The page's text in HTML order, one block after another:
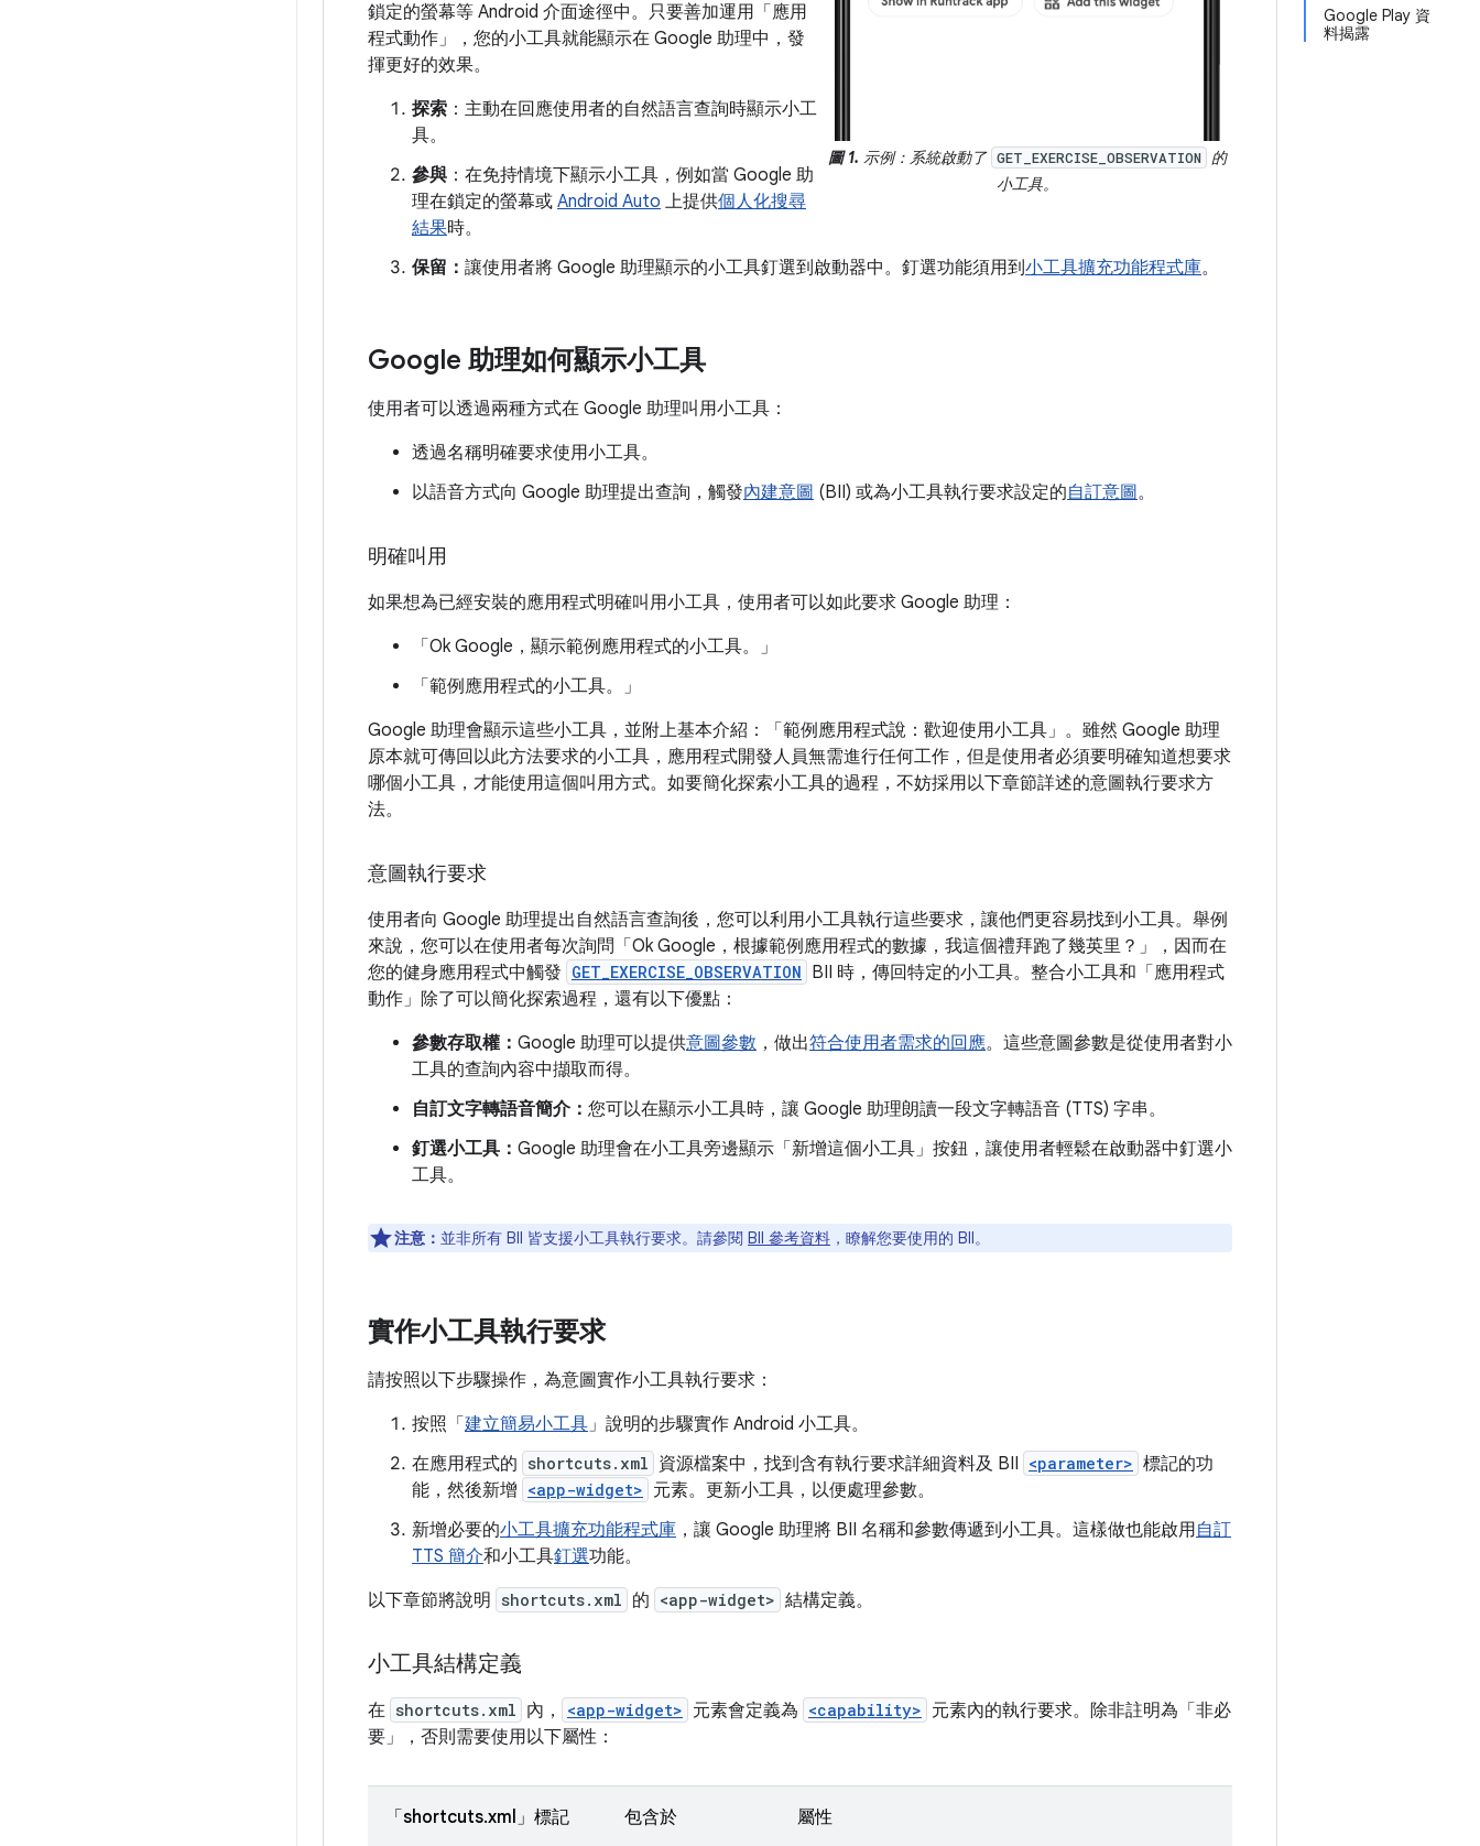
Google Play 資
料揭露
圖 1. 示例：系統啟動了 GET_EXERCISE_OBSERVATION
的
小工具。
鎖定的螢幕等 Android 介面途徑中。只要善加運用「應用
程式動作」，您的小工具就能顯示在 Google 助理中，發
揮更好的效果。
探索 ：主動在回應使用者的自然語言查詢時顯示小工
具。
參與 ：在免持情境下顯示小工具，例如當 Google 助
理在鎖定的螢幕或 Android Auto 上提供個人化搜尋
結果時。
保留： 讓使用者將 Google 助理顯示的小工具釘選到啟動器中。釘選功能須用到小工具擴充功能程式庫。
Google 助理如何顯示小工具
使用者可以透過兩種方式在 Google 助理叫用小工具：
透過名稱明確要求使用小工具。
以語音方式向 Google 助理提出查詢，觸發內建意圖 (BII) 或為小工具執行要求設定的自訂意圖。
明確叫用
如果想為已經安裝的應用程式明確叫用小工具，使用者可以如此要求 Google 助理：
「Ok Google，顯示範例應用程式的小工具。」
「範例應用程式的小工具。」
Google 助理會顯示這些小工具，並附上基本介紹：「範例應用程式說：歡迎使用小工具」 。雖然 Google 助理
原本就可傳回以此方法要求的小工具，應用程式開發人員無需進行任何工作，但是使用者必須要明確知道想要求
哪個小工具，才能使用這個叫用方式。如要簡化探索小工具的過程，不妨採用以下章節詳述的意圖執行要求方
法。
意圖執行要求
使用者向 Google 助理提出自然語言查詢後，您可以利用小工具執行這些要求，讓他們更容易找到小工具。舉例
來說，您可以在使用者每次詢問「Ok Google，根據範例應用程式的數據，我這個禮拜跑了幾英里？」
，因而在
您的健身應用程式中觸發 GET_EXERCISE_OBSERVATION BII 時，傳回特定的小工具。整合小工具和「應用程式
動作」除了可以簡化探索過程，還有以下優點：
參數存取權： Google 助理可以提供意圖參數 ，做出符合使用者需求的回應。這些意圖參數是從使用者對小
工具的查詢內容中擷取而得。
自訂文字轉語音簡介： 您可以在顯示小工具時，讓 Google 助理朗讀一段文字轉語音 (TTS) 字串。
釘選小工具： Google 助理會在小工具旁邊顯示「新增這個小工具」 按鈕，讓使用者輕鬆在啟動器中釘選小
工具。
注意： 並非所有 BII 皆支援小工具執行要求。請參閱 BII 參考資料 ，瞭解您要使用的 BII。
實作小工具執行要求
請按照以下步驟操作，為意圖實作小工具執行要求：
按照「 建立簡易小工具」說明的步驟實作 Android 小工具。
在應用程式的 shortcuts.xml 資源檔案中，找到含有執行要求詳細資料及 BII <parameter> 標記的功
能，然後新增 <app-widget> 元素。更新小工具，以便處理參數。
新增必要的小工具擴充功能程式庫 ，讓 Google 助理將 BII 名稱和參數傳遞到小工具。這樣做也能啟用自訂
TTS 簡介和小工具釘選功能。
以下章節將說明
shortcuts.xml 的 <app-widget> 結構定義。
小工具結構定義
在 shortcuts.xml 內， <app-widget> 元素會定義為 <capability> 元素內的執行要求。除非註明為「非必
要」，否則需要使用以下屬性：
「shortcuts.xml」標記 包含於 屬性